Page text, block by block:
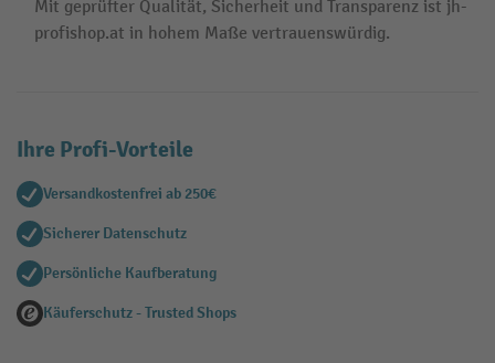
Mit geprüfter Qualität, Sicherheit und Transparenz ist jh-
profishop.at in hohem Maße vertrauenswürdig.
Ihre Profi-Vorteile
Versandkostenfrei ab 250€
Sicherer Datenschutz
Persönliche Kaufberatung
Käuferschutz - Trusted Shops